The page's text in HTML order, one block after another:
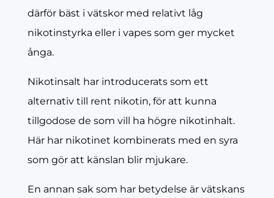
därför bäst i vätskor med relativt låg
nikotinstyrka eller i vapes som ger mycket
ånga.
Nikotinsalt har introducerats som ett
alternativ till rent nikotin, för att kunna
tillgodose de som vill ha högre nikotinhalt.
Här har nikotinet kombinerats med en syra
som gör att känslan blir mjukare.
En annan sak som har betydelse är vätskans